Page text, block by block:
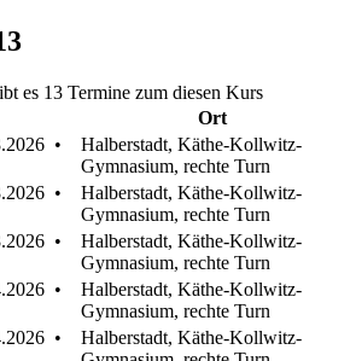
es 13 Termine zum diesen Kurs
Ort
•
Halberstadt, Käthe-Kollwitz-
Gymnasium, rechte Turn
•
Halberstadt, Käthe-Kollwitz-
Gymnasium, rechte Turn
•
Halberstadt, Käthe-Kollwitz-
Gymnasium, rechte Turn
•
Halberstadt, Käthe-Kollwitz-
Gymnasium, rechte Turn
•
Halberstadt, Käthe-Kollwitz-